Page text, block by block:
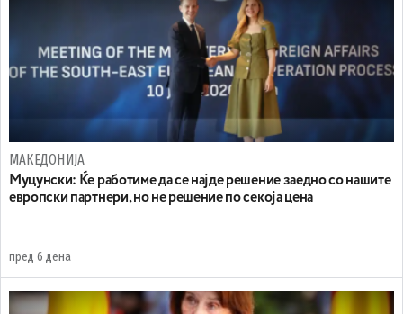
МАКЕДОНИЈА
Муцунски: Ќе работиме да се најде решение заедно со нашите
европски партнери, но не решение по секоја цена
пред 6 дена